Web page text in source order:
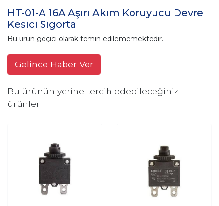
HT-01-A 16A Aşırı Akım Koruyucu Devre
Kesici Sigorta
Bu ürün geçici olarak temin edilememektedir.
Gelince Haber Ver
Bu ürünün yerine tercih edebileceğiniz
ürünler